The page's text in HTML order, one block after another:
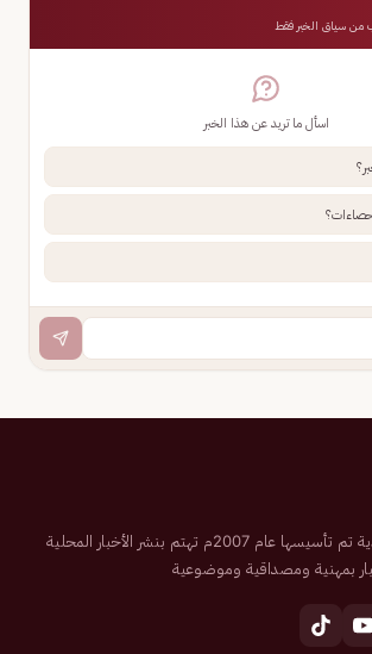
من سياق الخبر فقط
اسأل ما تريد عن هذا الخبر
صحيفة إلكترونية سعودية تم تأسيسها عام 2007م تهتم بنشر الأخبار المحلية
بمهنية ومصداقية وموضوعية